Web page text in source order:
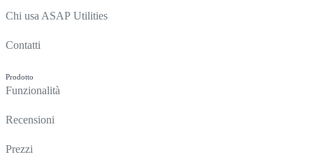
Chi usa ASAP Utilities
Contatti
Prodotto
Funzionalità
Recensioni
Prezzi